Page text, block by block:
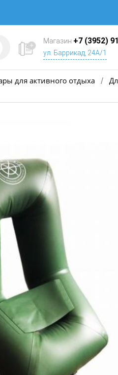
Магазин +7 (3952)
ул. Баррикад, 24А/1
для активного отдыха /